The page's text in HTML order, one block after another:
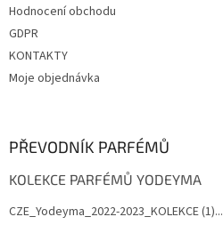
Hodnocení obchodu
GDPR
KONTAKTY
Moje objednávka
PŘEVODNÍK PARFÉMŮ
KOLEKCE PARFÉMŮ YODEYMA
CZE_Yodeyma_2022-2023_KOLEKCE (1)...